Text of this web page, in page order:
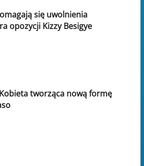
się uwolnienia
opozycji Kizzy Besigye
tworząca nową formę